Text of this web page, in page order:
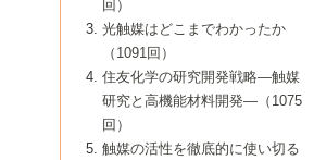
7号 触媒・化学反応における計算化学の進
8号 若手研究者による触媒研究の未来展望
2：大学・研究所編
7号 『結晶の化学』を活かした触媒研究
8号 イオン液体の応用
6号 第98回触媒討論会
7号 基礎化学品製造の触媒技術
8号 多機能型リアクター
6号 第96回触媒討論会
8号 超臨界流体を用いた化学プロセスの新
5号 ファインケミカルズの展開に寄与する
6号 第94回触媒討論会
7号 サブナノレベルでみた新しい表面現象
8号 オレフィン重合触媒の新たな展
4号 触媒研究の現状と将来─第90回触媒討論
5号 基礎化学品製造の触媒技術
6号 第92回触媒討論会
7号 基礎化学品製造の触媒技術
3号 触媒を利用した電気化学の新展開
4号 ナノ材料の調製と機能化
5号 こんな触媒が欲しい
6号 第90回触媒討論会
7号 触媒研究と学術雑誌/情報
2号 第87回触媒討論会特集号
3号 生体触媒とバイオプロセス
4号 水素製造・利用の触媒化学
5号 触媒研究における新しい切り口：コン
ビナトリアルケミストリー
1号 触媒反応工学の明日を拓く
2号 第85回触媒討論会
3号 反応ダイナミクス
5号 触媒のおもしろさをどのように伝える
▼41巻（1999年）
1号 孔、穴、あな?-特異な空間とその利用-
2号 第83回触媒討論会
3号 均一系触媒反応最前線
4号 実用炭素材料の新展開
▼40巻（1998年）
進展と21世紀への提言/創立40周年記念・触
媒学会この10年の歩みとこれから/創立40周
1号 均一系と不均一系触媒反応-その特徴と
接点
▼38巻（1996年）
1号 触媒の構造と触媒作用/C1化学を中心と
▼37巻（1995年）
回）
光触媒はどこまでわかったか
（1091回）
住友化学の研究開発戦略―触媒
研究と高機能材料開発―（1075
回）
触媒の活性を徹底的に使い切る